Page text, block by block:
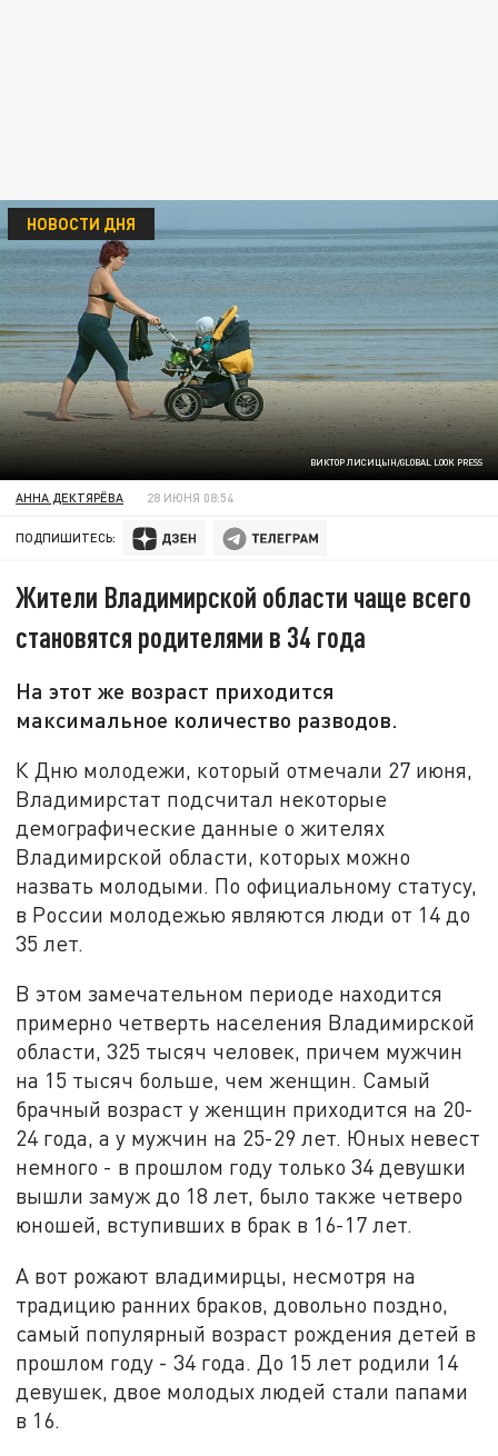
ВИКТОР ЛИСИЦЫН/GLOBAL LOOK PRESS
НОВОСТИ ДНЯ
АННА ДЕКТЯРЁВА 28 ИЮНЯ 08:54
ПОДПИШИТЕСЬ:
Жители Владимирской области чаще всего
становятся родителями в 34 года
На этот же возраст приходится
максимальное количество разводов.
К Дню молодежи, который отмечали 27 июня,
Владимирстат подсчитал некоторые
демографические данные о жителях
Владимирской области, которых можно
назвать молодыми. По официальному статусу,
в России молодежью являются люди от 14 до
35 лет.
В этом замечательном периоде находится
примерно четверть населения Владимирской
области, 325 тысяч человек, причем мужчин
на 15 тысяч больше, чем женщин. Самый
брачный возраст у женщин приходится на 20-
24 года, а у мужчин на 25-29 лет. Юных невест
немного - в прошлом году только 34 девушки
вышли замуж до 18 лет, было также четверо
юношей, вступивших в брак в 16-17 лет.
А вот рожают владимирцы, несмотря на
традицию ранних браков, довольно поздно,
самый популярный возраст рождения детей в
прошлом году - 34 года. До 15 лет родили 14
девушек, двое молодых людей стали папами
в 16.